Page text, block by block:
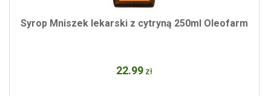
Syrop Mniszek lekarski z cytryną 250ml Oleofarm
22.99 zł